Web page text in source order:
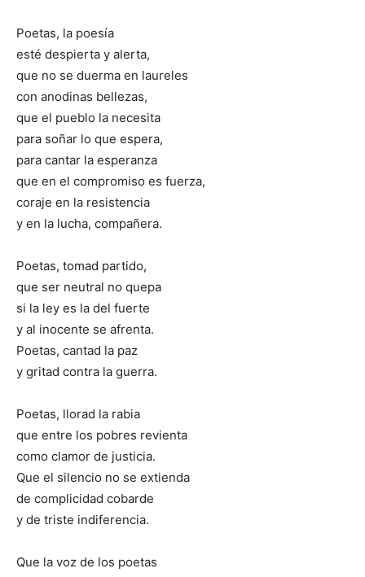
Poetas, la poesía
esté despierta y alerta,
que no se duerma en laureles
con anodinas bellezas,
que el pueblo la necesita
para soñar lo que espera,
para cantar la esperanza
que en el compromiso es fuerza,
coraje en la resistencia
y en la lucha, compañera.
Poetas, tomad partido,
que ser neutral no quepa
si la ley es la del fuerte
y al inocente se afrenta.
Poetas, cantad la paz
y gritad contra la guerra.
Poetas, llorad la rabia
que entre los pobres revienta
como clamor de justicia.
Que el silencio no se extienda
de complicidad cobarde
y de triste indiferencia.
Que la voz de los poetas